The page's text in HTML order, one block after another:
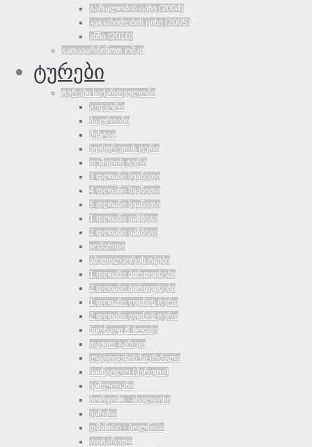
გარყლობის ციხე (2004)
კავკასიძეების ციხე (2005)
ანჩა (2010)
გადავარჩინოთ ოშკი
ტურები
ტურები საქართველოში
გუდაური
ბაკურიანი
მესტია
ხევსურეთის ტური
თუშეთის ტური
3 დღიანი სვანეთი
4 დღიანი სვანეთი
5 დღიანი სვანეთი
1 დღიანი ყაზბეგი
2 დღიანი ყაზბეგი
ჯომარდი
აბუდელაურის ტბები
1 დღიანი ბირთვისები
2 დღიანი ბირთვისები
1 დღიანი ღვინის ტური
2 დღიანი ღვინის ტური
სიღნაღი & ბოდბე
დავით გარეჯი
ლაგოდეხის ნაკრძალი
საინგილო (ჰერეთი)
ვაშლოვანი
ბორჯომი - ახალციხე
ვარძია
დმანისი - ბოლნისი
ფიტარეთი